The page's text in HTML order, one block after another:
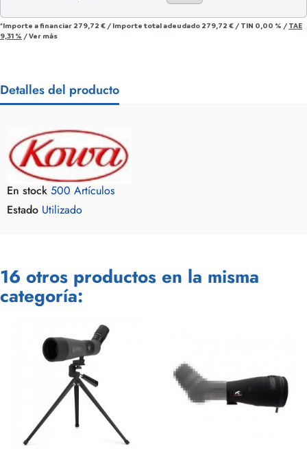
*Importe a financiar 279,72 € / Importe total adeudado 279,72 € / TIN 0,00 % / TAE
9,31 % /Ver más
Detalles del producto
En stock 500 Artículos
Estado Utilizado
16 otros productos en la misma
categoría: